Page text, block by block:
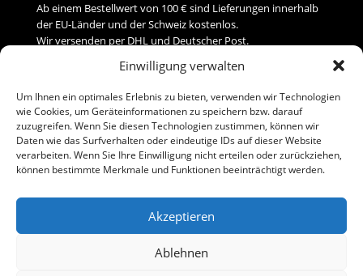
Einwilligung verwalten
Um Ihnen ein optimales Erlebnis zu bieten, verwenden wir Technologien
wie Cookies, um Geräteinformationen zu speichern bzw. darauf
zuzugreifen. Wenn Sie diesen Technologien zustimmen, können wir
Daten wie das Surfverhalten oder eindeutige IDs auf dieser Website
verarbeiten. Wenn Sie Ihre Einwilligung nicht erteilen oder zurückziehen,
können bestimmte Merkmale und Funktionen beeinträchtigt werden.
Akzeptieren
Ablehnen
Ab einem Bestellwert von 100 € sind Lieferungen innerhalb
der EU-Länder und der Schweiz kostenlos.
Wir versenden per DHL und Deutscher Post.
Versand
Zahlung
Baumann Modellspielwaren
Telefon (0 91 61) 33 84